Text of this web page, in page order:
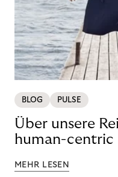
BLOG PULSE
Über unsere
human-centric
MEHR LESEN